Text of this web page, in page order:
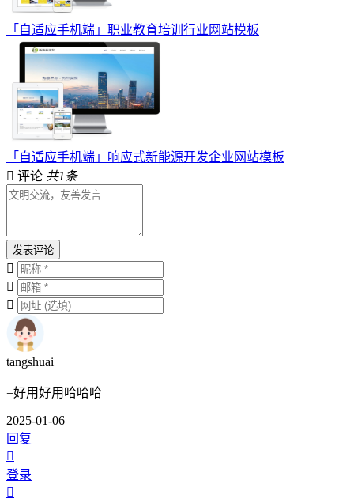
「自适应手机端」职业教育培训行业网站模板
「自适应手机端」响应式新能源开发企业网站模板
评论 共1条
发表评论
tangshuai
=好用好用哈哈哈
2025-01-06
回复
登录